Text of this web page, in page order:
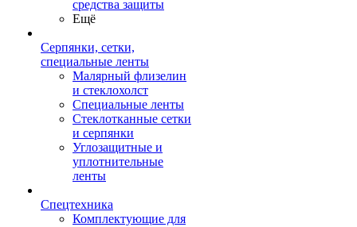
средства защиты
Ещё
Серпянки, сетки,
специальные ленты
Малярный флизелин
и стеклохолст
Специальные ленты
Стеклотканные сетки
и серпянки
Углозащитные и
уплотнительные
ленты
Спецтехника
Комплектующие для